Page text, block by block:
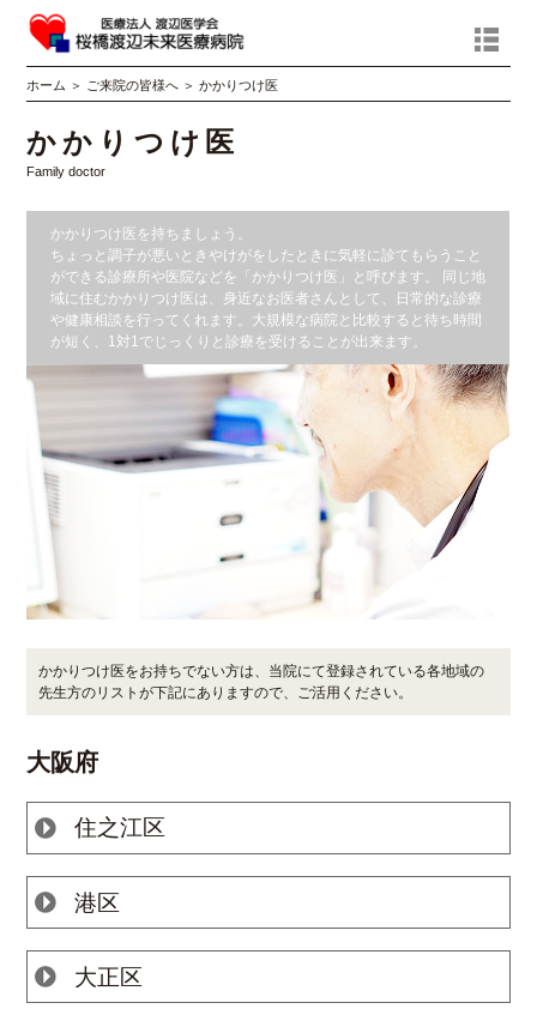
ホーム ＞ ご来院の皆様へ ＞かかりつけ医
かかりつけ医
Family doctor
かかりつけ医を 持ちましょう。
ちょっと調子が悪いときやけがをしたときに気軽に診てもらうこと
ができる診療所や医院などを「かかりつけ医」と呼びます。 同じ地
域に住むかかりつけ医は、身近なお医者さんとして、日常的な診療
や健康相談を行ってくれます。大規模な病院と比較すると待ち時間
が短く、1対1でじっくりと診療を受けることが出来ます。
かかりつけ医をお持ちでない方は、当院にて登録されている各地域の
先生方のリストが下記にありますので、ご活用ください。
大阪府
住之江区
港区
大正区